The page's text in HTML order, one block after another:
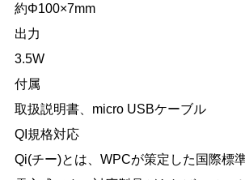
約Φ100×7mm
出力
3.5W
付属
取扱説明書、micro USBケーブル
QI規格対応
Qi(チー)とは、WPCが策定した国際標